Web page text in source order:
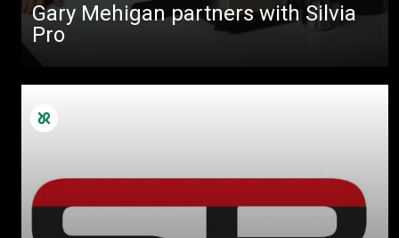
Gary Mehigan partners with Silvia
Pro